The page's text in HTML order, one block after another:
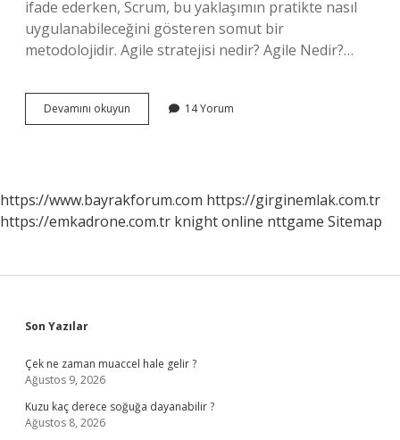
ifade ederken, Scrum, bu yaklaşımın pratikte nasıl
uygulanabileceğini gösteren somut bir
metodolojidir. Agile stratejisi nedir? Agile Nedir?…
Devamını okuyun
Neden
14 Yorum
https://www.bayrakforum.com https://girginemlak.com.tr
https://emkadrone.com.tr knight online nttgame Sitemap
Sidebar
Son Yazılar
Çek ne zaman muaccel hale gelir ?
Ağustos 9, 2026
Kuzu kaç derece soğuğa dayanabilir ?
Ağustos 8, 2026